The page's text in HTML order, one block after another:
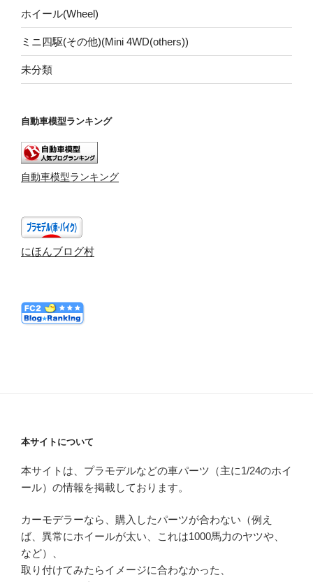
ホイール(Wheel)
ミニ四駆(その他)(Mini 4WD(others))
未分類
自動車模型ランキング
自動車模型ランキング
にほんブログ村
本サイトについて
本サイトは、プラモデルなどの車パーツ（主に1/24のホイ
ール）の情報を掲載しております。
カーモデラーなら、購入したパーツが合わない（例え
ば、異常にホイールが太い、これは1000馬力のヤツや、
など）、
取り付けてみたらイメージに合わなかった、